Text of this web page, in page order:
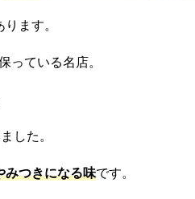
ます。
っている名店。
した。
みつきになる味です。